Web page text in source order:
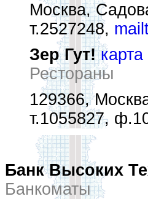
Москва,
т.2527248,
Зер Гут! карта
Рестораны
129366,
т.1055827,
Банк Высоких
Банкоматы